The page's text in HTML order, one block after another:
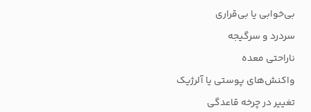
بی‌خوابی یا بی‌قراری
سردرد و سرگیجه
ناراحتی معده
واکنش‌های پوستی یا آلرژیک
تغییر در چرخه قاعدگی